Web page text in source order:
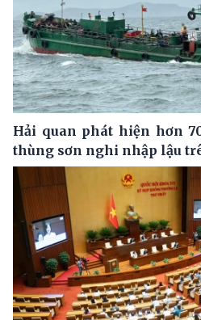
Hải quan phát hiện hơn
thùng sơn nghi nhập lậu